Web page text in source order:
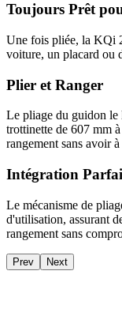
Toujours Prêt
Une fois pliée, la KQi
voiture, un placard ou
Plier et Ranger
Le pliage du guidon le
trottinette de 607 mm
rangement sans avoir
Intégration
Le mécanisme de
d'utilisation, assurant
rangement sans
Prev Next